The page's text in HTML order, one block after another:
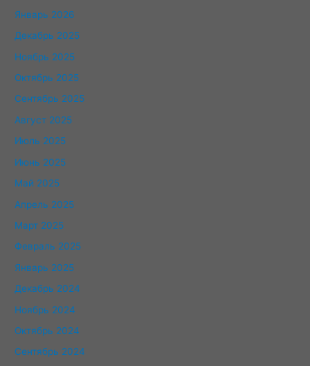
Январь 2026
Декабрь 2025
Ноябрь 2025
Октябрь 2025
Сентябрь 2025
Август 2025
Июль 2025
Июнь 2025
Май 2025
Апрель 2025
Март 2025
Февраль 2025
Январь 2025
Декабрь 2024
Ноябрь 2024
Октябрь 2024
Сентябрь 2024